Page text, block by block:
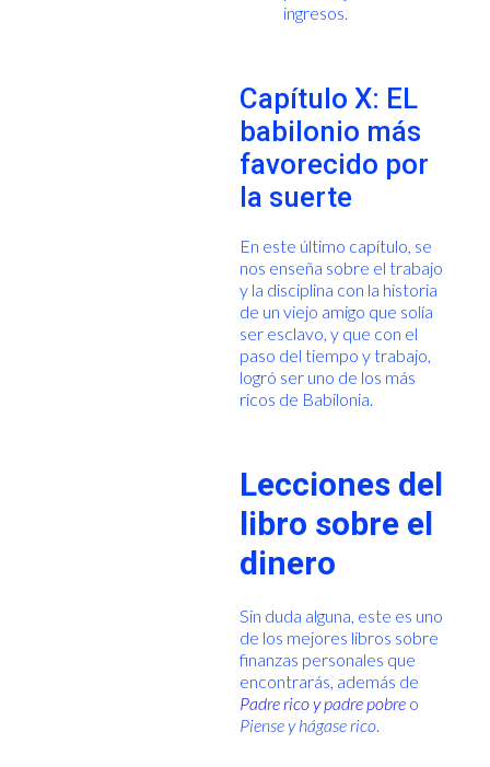
ingresos.
Capítulo X: EL
babilonio más
favorecido por
la suerte
En este último capítulo, se
nos enseña sobre el trabajo
y la disciplina con la historia
de un viejo amigo que solía
ser esclavo, y que con el
paso del tiempo y trabajo,
logró ser uno de los más
ricos de Babilonia.
Lecciones del
libro sobre el
dinero
Sin duda alguna, este es uno
de los mejores libros sobre
finanzas personales que
encontrarás, además de
Padre rico y padre pobreo
Piense y hágase rico.